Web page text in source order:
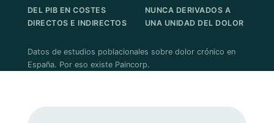
DEL PIB EN COSTES
DIRECTOS E INDIRECTOS
NUNCA DERIVADOS A
UNA UNIDAD DEL DOLOR
Datos de estudios poblacionales sobre dolor crónico en
España. Por eso existe Paincorp.